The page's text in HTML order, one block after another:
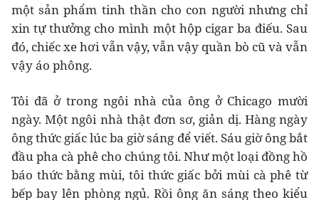
một sản phẩm tinh thần cho con người nhưng chỉ
xin tự thưởng cho mình một hộp cigar ba điếu. Sau
đó, chiếc xe hơi vẫn vậy, vẫn vậy quần bò cũ và vẫn
vậy áo phông.
Tôi đã ở trong ngôi nhà của ông ở Chicago mười
ngày. Một ngôi nhà thật đơn sơ, giản dị. Hàng ngày
ông thức giấc lúc ba giờ sáng để viết. Sáu giờ ông bắt
đầu pha cà phê cho chúng tôi. Như một loại đồng hồ
báo thức bằng mùi, tôi thức giấc bởi mùi cà phê từ
bếp bay lên phòng ngủ. Rồi ông ăn sáng theo kiểu